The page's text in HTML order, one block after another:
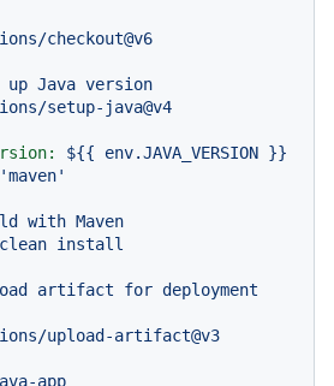
checkout@v6
up Java version
setup-java@v4
${{ env.JAVA_VERSION }}
'maven'
with Maven
clean install
artifact for deployment
upload-artifact@v3
app